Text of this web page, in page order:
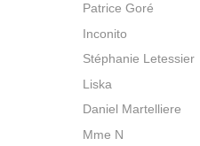
Patrice Goré
Inconito
Stéphanie Letessier
Liska
Daniel Martelliere
Mme N